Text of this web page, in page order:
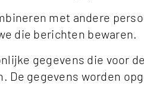
met andere
die berichten bewaren.
gegevens die voor
De gegevens worden